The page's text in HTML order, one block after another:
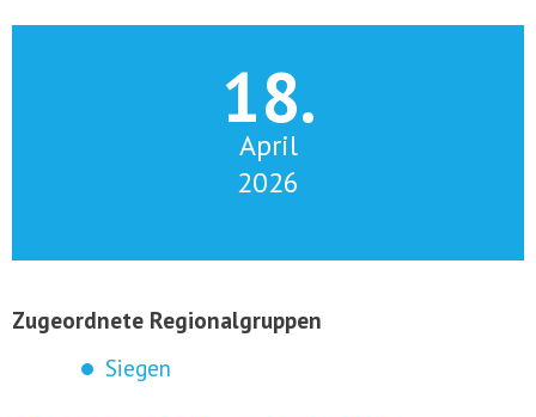
18.
April
2026
Zugeordnete Regionalgruppen
Siegen